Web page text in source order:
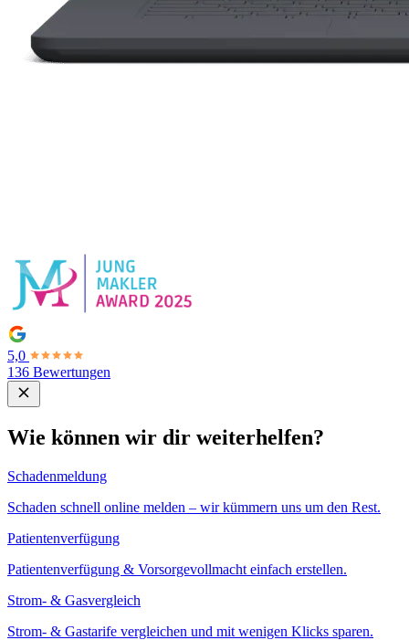
5,0
136 Bewertungen
Wie können wir dir weiterhelfen?
Schadenmeldung
Schaden schnell online melden – wir kümmern uns um den Rest.
Patientenverfügung
Patientenverfügung & Vorsorgevollmacht einfach erstellen.
Strom- & Gasvergleich
Strom- & Gastarife vergleichen und mit wenigen Klicks sparen.